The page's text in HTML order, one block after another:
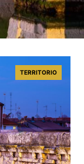
TERRITORIO